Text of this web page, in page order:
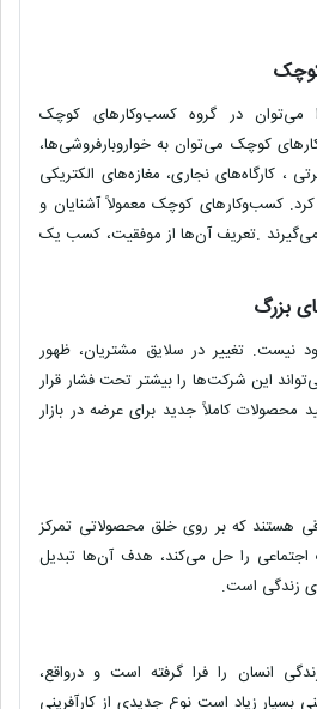
را می‌توان در گروه کسب‌وکارهای کوچک
کوچک می‌توان به خواروبارفروشی‌ها،
، کارگاه‌های نجاری، مغازه‌های الکتریکی
کرد. کسب‌وکارهای کوچک معمولاً آشنایان و
می‌گیرند .تعریف آن‌ها از موفقیت، کسب یک
نیست. تغییر در سلایق مشتریان، ظهور
این شرکت‌ها را بیشتر تحت ‌فشار قرار
محصولات کاملاً جدید برای عرضه در بازار
هستند که بر روی خلق محصولاتی تمرکز
اجتماعی را حل می‌کند، هدف آن‌ها تبدیل
زندگی است.
انسان را فرا گرفته است و درواقع،
بسیار زیاد است نوع جدیدی از کارآفرینی